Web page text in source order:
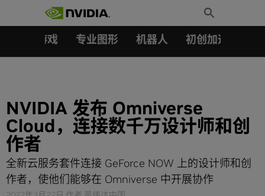
Toggle
Search
游戏 专业图形 机器人 初创加速会员成
NVIDIA 发布 Omniverse
Cloud，连接数千万设计师和创
作者
全新云服务套件连接 GeForce NOW 上的设计师和创
作者，使他们能够在 Omniverse 中开展协作